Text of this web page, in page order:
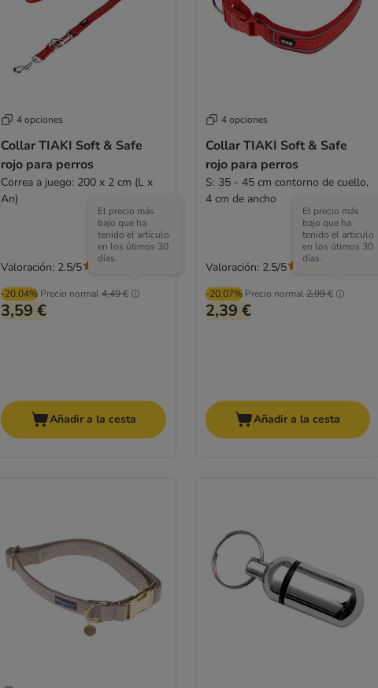
4 opciones
Collar TIAKI Soft & Safe
rojo para perros
Correa a juego: 200 x 2 cm (L x
An)
-20.04% Precio normal4,49 €
El precio más
bajo que ha
tenido el artículo
en los útimos 30
días.
3,59 €
Valoración: 2.5/5
Añadir a la cesta
4 opciones
Collar TIAKI Soft & Safe
rojo para perros
S: 35 - 45 cm contorno de cuello,
4 cm de ancho
-20.07% Precio normal2,99 €
El precio más
bajo que ha
tenido el artículo
en los útimos 30
días.
2,39 €
Valoración: 2.5/5
Añadir a la cesta